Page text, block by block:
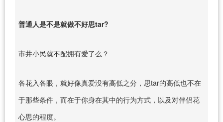
普通人是不是就做不好思tar?
市井小民就不配拥有爱了么？
各花入各眼，就好像真爱没有高低之分，思tar的高低也不在
于那些条件，而在于你身在其中的行为方式，以及对伴侣花
心思的程度。